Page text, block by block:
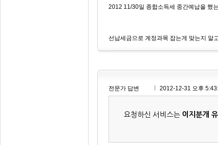
2012 11/30일 종합소득세 중간예납을 했
선납세금으로 계정과목 잡는게 맞는지 알
전문가 답변 2012-12-31 오후
요청하신 서비스는 이지분개